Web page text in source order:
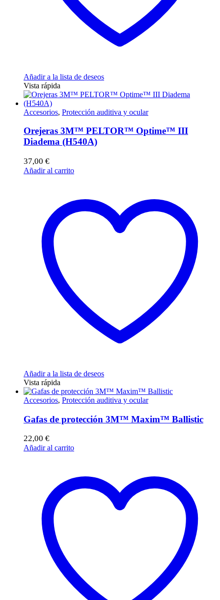
Añadir a la lista de deseos
Vista rápida
Accesorios, Protección auditiva y ocular
Orejeras 3M™ PELTOR™ Optime™ III
Diadema (H540A)
37,00 €
Añadir al carrito
Añadir a la lista de deseos
Vista rápida
Accesorios, Protección auditiva y ocular
Gafas de protección 3M™ Maxim™ Ballistic
22,00 €
Añadir al carrito